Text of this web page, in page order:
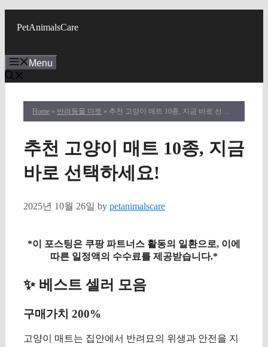
PetAnimalsCare
Menu
Home » 반려동물 마켓 » 추천 고양이 매트 10종, 지금 바로 선택하세요!
추천 고양이 매트 10종, 지금
바로 선택하세요!
2025년 10월 26일 by petanimalscare
*이 포스팅은 쿠팡 파트너스 활동의 일환으로, 이에
따른 일정액의 수수료를 제공받습니다.*
✨ 베스트 셀러 모음
구매가치 200%
고양이 매트는 집안에서 반려묘의 위생과 안전을 지